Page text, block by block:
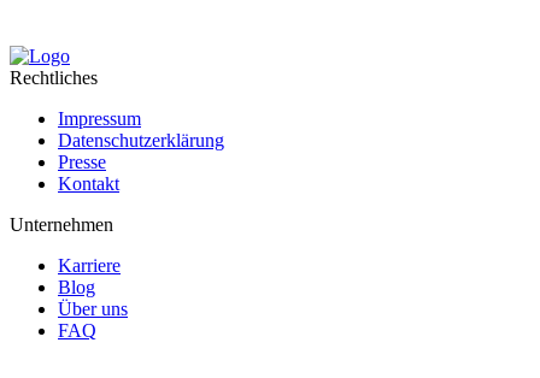
Rechtliches
Impressum
Datenschutzerklärung
Presse
Kontakt
Unternehmen
Karriere
Blog
Über uns
FAQ